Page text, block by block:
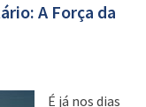
A Força da
É já nos dias